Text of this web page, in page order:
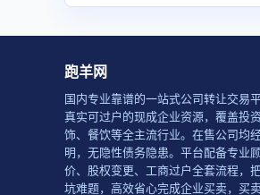
跑羊网
国内专业靠谱的一站式公司转让交易
真实可过户的现成企业资源，覆盖投
饰、餐饮等全主流行业。在售公司均
明，无隐性债务隐患。平台配备专业
价、股权变更、工商过户全套流程，
坑难题，高效省心完成企业买卖，买